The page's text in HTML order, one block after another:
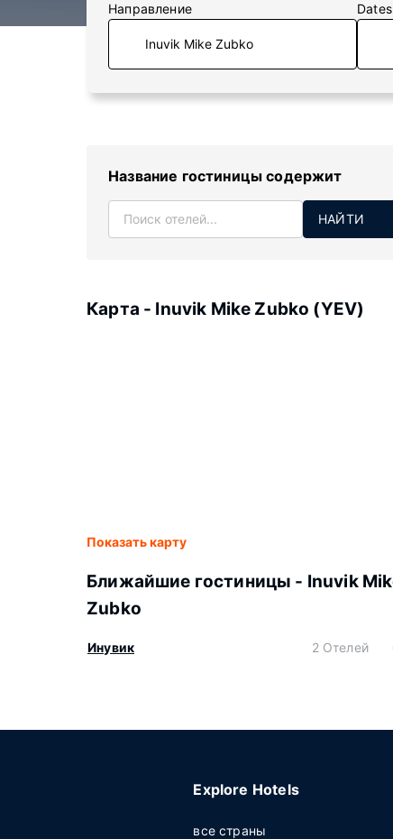
Направление Dates
Название гостиницы содержит
НАЙТИ
Карта - Inuvik Mike Zubko (YEV)
Показать карту
Ближайшие гостиницы - Inuvik
Zubko
Инувик 2 Отелей
Explore Hotels
все страны